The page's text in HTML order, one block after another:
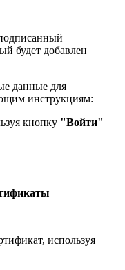
будет добавлен
данные для
инструкциям:
кнопку "Войти"
используя